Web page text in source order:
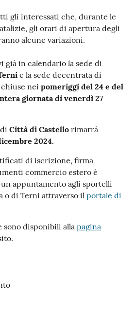
gli interessati che, durante le
gli orari di apertura degli
alcune variazioni.
già in calendario la sede di
e la sede decentrata di
nei pomeriggi del 24 e del
giornata di venerdì 27
Città di Castello rimarrà
2024.
di iscrizione, firma
commercio estero è
appuntamento agli sportelli
o di Terni attraverso il portale di
disponibili alla pagina